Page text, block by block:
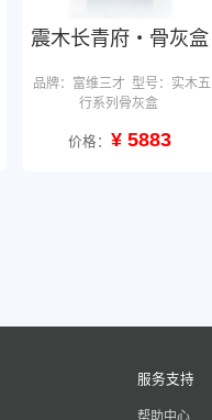
震木长青府・骨灰盒
品牌：富维三才 型号：实木五
行系列骨灰盒
价格：¥ 5883
服务支持